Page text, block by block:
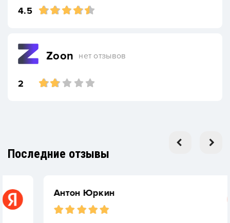
4.5
Zoon нет отзывов
2
Последние отзывы
Антон Юркин